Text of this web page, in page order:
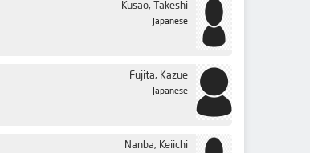
Kusao, Takeshi
Japanese
Fujita, Kazue
Japanese
Nanba, Keiichi